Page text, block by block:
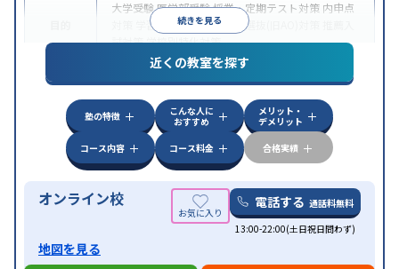
続きを見る
大学受験医学部受験授業・定期テスト対策 内申点
学習習慣の定着 総合型選抜(旧AO)対策
試対策学校別特化対策
特徴
中高一貫校生に対応授業の振替可能
学習にPC・タブレットを利用オンライン対応1
科目から受講可能
近くの教室を探す
塾の特徴
こんな人に
おすすめ
メリット・
デメリット
コース内容
コース料金 合格実績
オンライン校 電話する 通話料無料
13:00-22:00(土日祝日問わず)
地図を見る